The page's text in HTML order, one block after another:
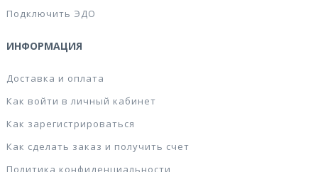
Подключить ЭДО
ИНФОРМАЦИЯ
Доставка и оплата
Как войти в личный кабинет
Как зарегистрироваться
Как сделать заказ и получить счет
Политика конфиденциальности